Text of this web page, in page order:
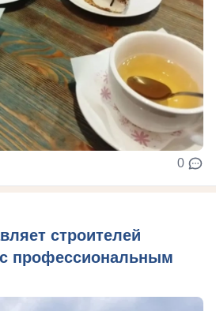
0
строителей
профессиональным